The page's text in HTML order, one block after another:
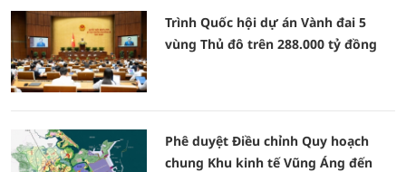
Trình Quốc hội dự án Vành đai 5
vùng Thủ đô trên 288.000 tỷ đồng
Phê duyệt Điều chỉnh Quy hoạch
chung Khu kinh tế Vũng Áng đến